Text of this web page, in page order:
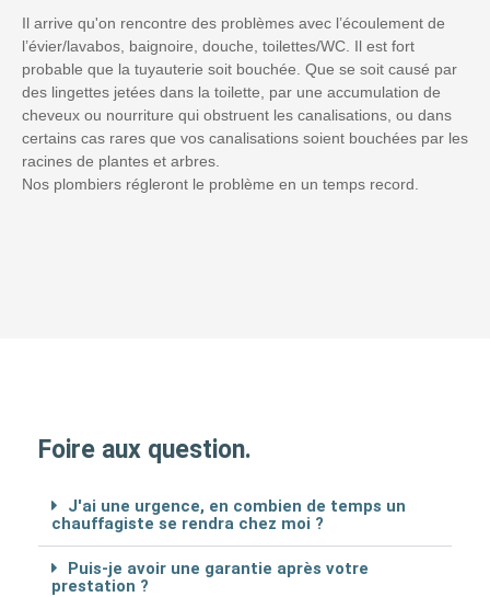
Il arrive qu'on rencontre des problèmes avec l’écoulement de
l’évier/lavabos, baignoire, douche, toilettes/WC. Il est fort
probable que la tuyauterie soit bouchée. Que se soit causé par
des lingettes jetées dans la toilette, par une accumulation de
cheveux ou nourriture qui obstruent les canalisations, ou dans
certains cas rares que vos canalisations soient bouchées par les
racines de plantes et arbres.
Nos plombiers régleront le problème en un temps record.
Foire aux question.
J'ai une urgence, en combien de temps un
chauffagiste se rendra chez moi ?
Puis-je avoir une garantie après votre
prestation ?